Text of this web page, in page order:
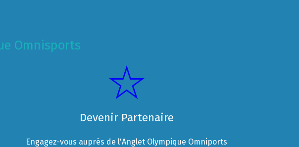
Omnisports
Devenir Partenaire
Engagez-vous auprès de l'Anglet Olympique Omniports